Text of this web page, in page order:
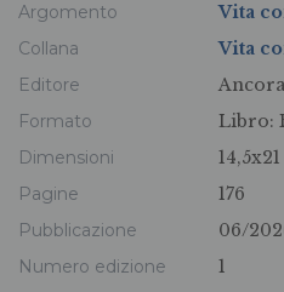
Argomento
Vita
Collana
Vita
Editore
Ancora
Formato
Libro:
Dimensioni
Pagine
176
Pubblicazione
06/
Numero edizione
1